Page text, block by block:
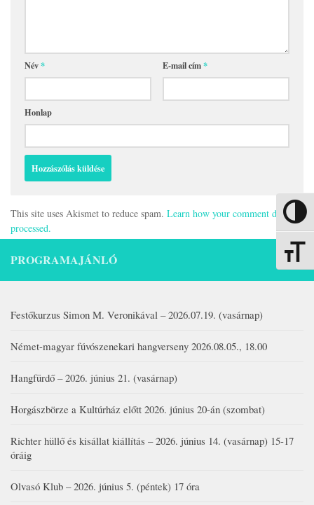
Nagy
Név* E-mail cím*
Honlap
This site uses Akismet to reduce spam. Learn how your comment data is
processed.
PROGRAMAJÁNLÓ
Festőkurzus Simon M. Veronikával – 2026.07.19. (vasárnap)
Német-magyar fúvószenekari hangverseny 2026.08.05., 18.00
Hangfürdő – 2026. június 21. (vasárnap)
Horgászbörze a Kultúrház előtt 2026. június 20-án (szombat)
Richter hüllő és kisállat kiállítás – 2026. június 14. (vasárnap) 15-17
óráig
Olvasó Klub – 2026. június 5. (péntek) 17 óra